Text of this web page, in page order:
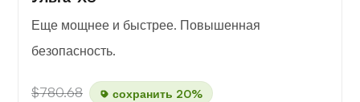
Еще мощнее и быстрее. Повышенная
безопасность.
$780.68 сохранить 20%